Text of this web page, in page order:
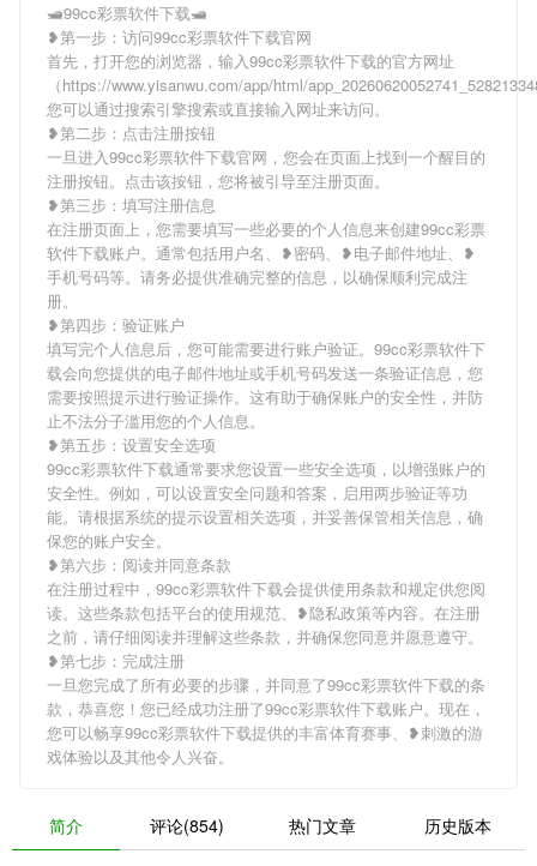
🛥99cc彩票软件下载🛥
❥第一步：访问99cc彩票软件下载官网
首先，打开您的浏览器，输入99cc彩票软件下载的官方网址
（https://www.yisanwu.com/app/html/
您可以通过搜索引擎搜索或直接输入网址来访问。
❥第二步：点击注册按钮
一旦进入99cc彩票软件下载官网，您会在页面上找到一个醒目的
注册按钮。点击该按钮，您将被引导至注册页面。
❥第三步：填写注册信息
在注册页面上，您需要填写一些必要的个人信息来创建99cc彩票
软件下载账户。通常包括用户名、❥密码、❥电子邮件地址、❥
手机号码等。请务必提供准确完整的信息，以确保顺利完成注
册。
❥第四步：验证账户
填写完个人信息后，您可能需要进行账户验证。99cc彩票软件下
载会向您提供的电子邮件地址或手机号码发送一条验证信息，您
需要按照提示进行验证操作。这有助于确保账户的安全性，并防
止不法分子滥用您的个人信息。
❥第五步：设置安全选项
99cc彩票软件下载通常要求您设置一些安全选项，以增强账户的
安全性。例如，可以设置安全问题和答案，启用两步验证等功
能。请根据系统的提示设置相关选项，并妥善保管相关信息，确
保您的账户安全。
❥第六步：阅读并同意条款
在注册过程中，99cc彩票软件下载会提供使用条款和规定供您阅
读。这些条款包括平台的使用规范、❥隐私政策等内容。在注册
之前，请仔细阅读并理解这些条款，并确保您同意并愿意遵守。
❥第七步：完成注册
一旦您完成了所有必要的步骤，并同意了99cc彩票软件下载的条
款，恭喜您！您已经成功注册了99cc彩票软件下载账户。现在，
您可以畅享99cc彩票软件下载提供的丰富体育赛事、❥刺激的游
戏体验以及其他令人兴奋。
简介 评论(854) 热门文章 历史版本